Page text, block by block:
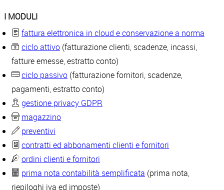
I MODULI
fattura elettronica in cloud e conservazione a norma
ciclo attivo (fatturazione clienti, scadenze, incassi,
fatture emesse, estratto conto)
ciclo passivo (fatturazione fornitori, scadenze,
pagamenti, estratto conto)
gestione privacy GDPR
magazzino
preventivi
contratti ed abbonamenti clienti e fornitori
ordini clienti e fornitori
prima nota contabilità semplificata (prima nota,
riepiloghi iva ed imposte)